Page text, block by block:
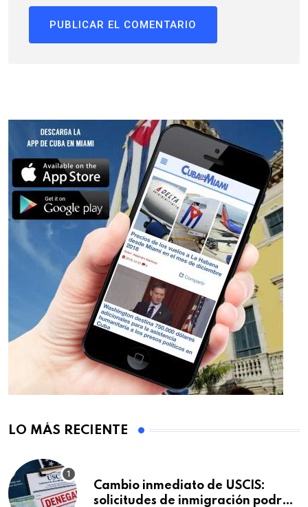
LO MÁS RECIENTE
Cambio inmediato de USCIS:
solicitudes de inmigración podrán